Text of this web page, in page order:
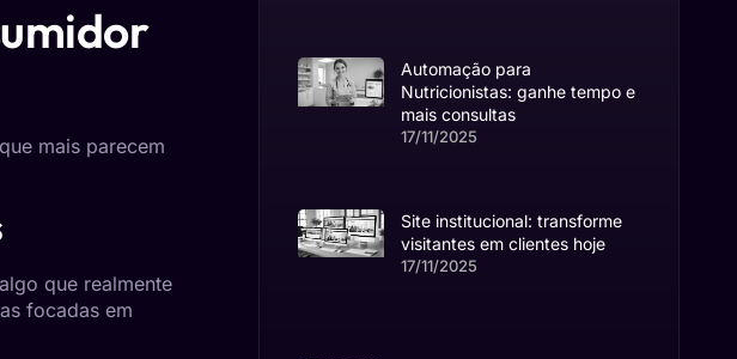
mais parecem
que realmente
focadas em
Automação para
Nutricionistas: ganhe tempo e
mais consultas
17/11/2025
Site institucional: transforme
visitantes em clientes hoje
17/11/2025